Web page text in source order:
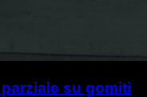
su gomiti